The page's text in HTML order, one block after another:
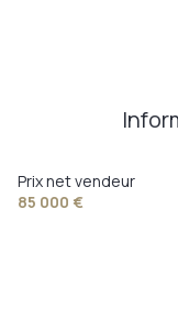
Prix net vendeur
85 000 €